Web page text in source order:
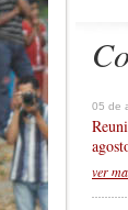
05 de
ver